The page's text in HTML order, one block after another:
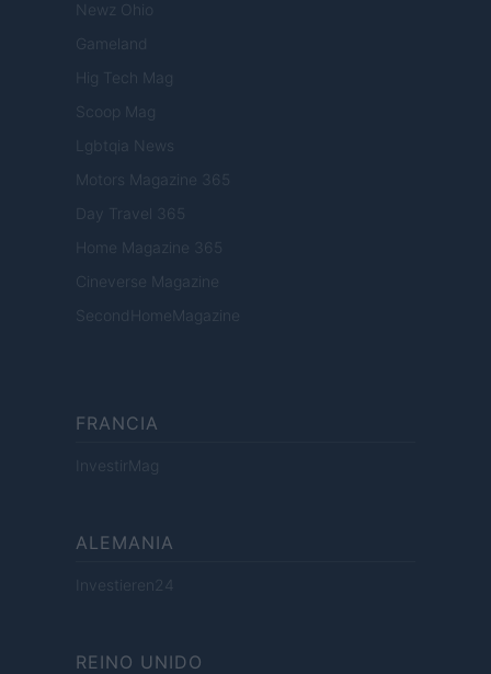
Newz Ohio
Gameland
Hig Tech Mag
Scoop Mag
Lgbtqia News
Motors Magazine 365
Day Travel 365
Home Magazine 365
Cineverse Magazine
SecondHomeMagazine
FRANCIA
InvestirMag
ALEMANIA
Investieren24
REINO UNIDO